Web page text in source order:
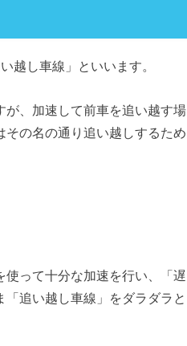
越し車線」といいます。
、加速して前車を追い越す場
の名の通り追い越しするため
使って十分な加速を行い、「遅
追い越し車線」をダラダラと